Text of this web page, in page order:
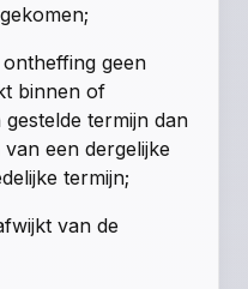
geen
binnen of
termijn dan
een dergelijke
termijn;
van de